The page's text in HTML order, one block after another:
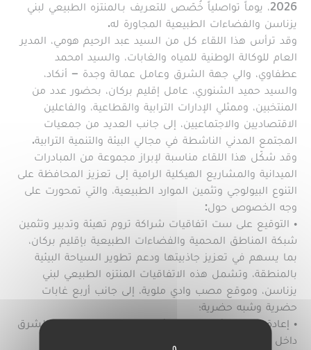
2026، يوماً تواصلياً خُصّص للتعريف بـالمنتزه الطبيعي لبني
يزناسن والفضاءات الطبيعية المجاورة له.
وقد ترأس هذا اللقاء كل من السيد عبد الرحيم هومي، المدير
العام للوكالة الوطنية للمياه والغابات، والسيد امحمد
عطفاوي، والي جهة الشرق وعامل عمالة وجدة – أنكاد،
والسيد حميد الشنوري، عامل إقليم بركان، بحضور عدد من
المنتخبين، وممثلي الإدارات الترابية والقطاعية، والفاعلين
الاقتصاديين والاجتماعيين، إلى جانب العديد من جمعيات
المجتمع المدني الناشطة في مجالي البيئة والتنمية الترابية.
وقد شكّل هذا اللقاء مناسبة لإبراز مجموعة من المبادرات
الميدانية والمشاريع الهيكلية الرامية إلى تعزيز المحافظة على
التنوع البيولوجي وتثمين الموارد الطبيعية، والتي تمحورت على
وجه الخصوص حول:
• التوقيع على ست اتفاقيات شراكة تروم تهيئة وتدبير وتثمين
شبكة المناطق المحمية والفضاءات الطبيعية بإقليم بركان،
بما يسهم في تعزيز جاذبيتها ودعم تطوير السياحة البيئية
بالمنطقة، وتشمل هذه الاتفاقيات المنتزه الطبيعي لبني
يزناسن، وموقع مصب وادي ملوية، إلى جانب أربع غابات
حضرية وشبه حضرية؛
• إعادة توطين الأيل البربري لأول مرة على صعيد جهة الشرق
داخل المنتزه الطبيعي لبني يزناسن، وذلك في إطار برامج